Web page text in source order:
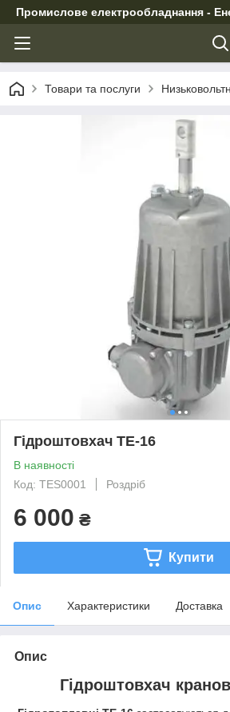
Промислове електрообладнання -
Товари та послуги
Гідроштовхач ТЕ-16
В наявності
Код: TES0001
Роздріб
6 000 ₴
Купити
Опис Характеристики Доставка
Опис
Гідроштовхач